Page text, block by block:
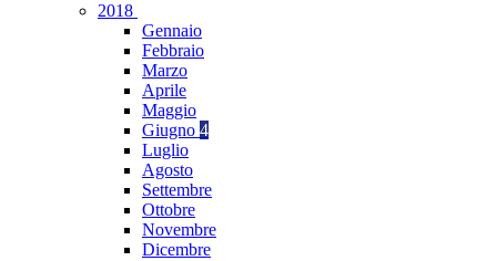
2018
Gennaio
Febbraio
Marzo
Aprile
Maggio
Giugno 4
Luglio
Agosto
Settembre
Ottobre
Novembre
Dicembre